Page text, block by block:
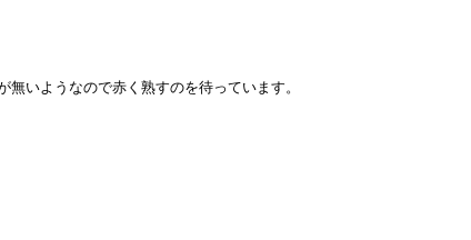
いようなので赤く熟すのを待っています。